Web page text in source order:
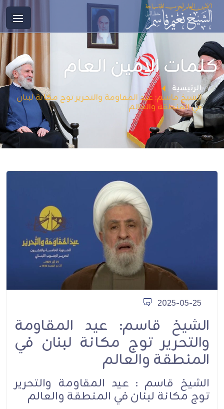
كلمات الامين العام
الرئيسية
الشيخ قاسم: عيد المقاومة والتحرير توج مكانة لبنان
في المنطقة والعالم
2025-05-25
الشيخ قاسم: عيد المقاومة
والتحرير توج مكانة لبنان في
المنطقة والعالم
الشيخ قاسم : عيد المقاومة والتحرير
توج مكانة لبنان في المنطقة والعالم